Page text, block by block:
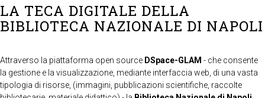
LA TECA DIGITALE DELLA
BIBLIOTECA NAZIONALE DI NAPOLI
Attraverso la piattaforma open source DSpace-GLAM - che consente
la gestione e la visualizzazione, mediante interfaccia web, di una vasta
tipologia di risorse, (immagini, pubblicazioni scientifiche, raccolte